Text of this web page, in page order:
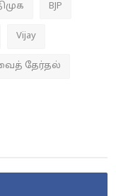
BJP
Vijay
தேர்தல்